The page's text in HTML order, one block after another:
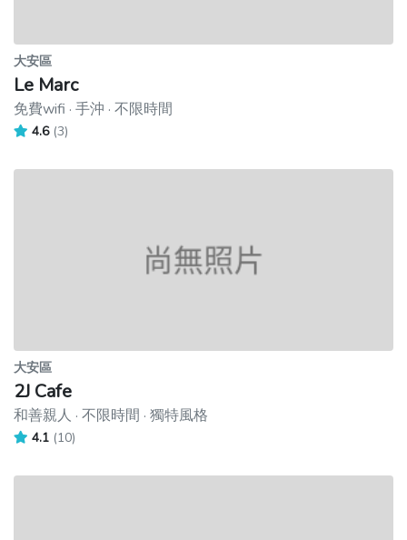
大安區
Le Marc
免費wifi · 手沖 · 不限時間
4.6 (3)
大安區
2J Cafe
和善親人 · 不限時間 · 獨特風格
4.1 (10)